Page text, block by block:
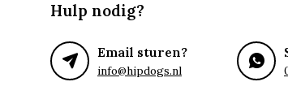
Hulp nodig?
Email sturen?
info@hipdogs.nl